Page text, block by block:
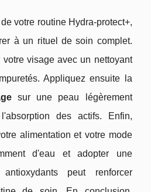
votre routine Hydra-protect+,
à un rituel de soin complet.
visage avec un nettoyant
Appliquez ensuite la
sur une peau légèrement
des actifs. Enfin,
alimentation et votre mode
d'eau et adopter une
peut renforcer